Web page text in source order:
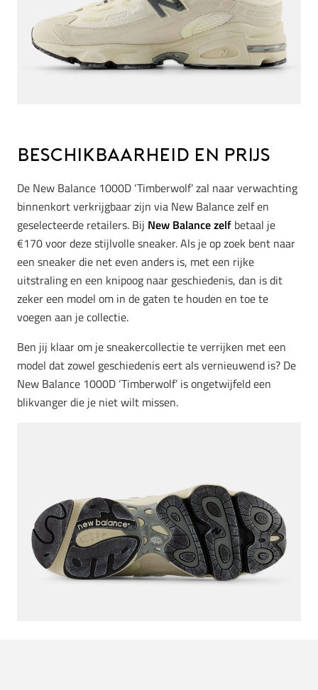
Beschikbaarheid en Prijs
De New Balance 1000D ‘Timberwolf’ zal naar verwachting
binnenkort verkrijgbaar zijn via New Balance zelf en
geselecteerde retailers. Bij New Balance zelf betaal je
€170 voor deze stijlvolle sneaker. Als je op zoek bent naar
een sneaker die net even anders is, met een rijke
uitstraling en een knipoog naar geschiedenis, dan is dit
zeker een model om in de gaten te houden en toe te
voegen aan je collectie.
Ben jij klaar om je sneakercollectie te verrijken met een
model dat zowel geschiedenis eert als vernieuwend is? De
New Balance 1000D ‘Timberwolf’ is ongetwijfeld een
blikvanger die je niet wilt missen.